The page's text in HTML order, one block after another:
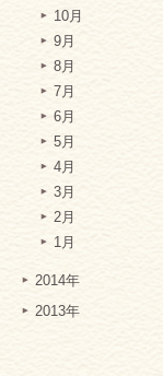
10月
9月
8月
7月
6月
5月
4月
3月
2月
1月
2014年
2013年